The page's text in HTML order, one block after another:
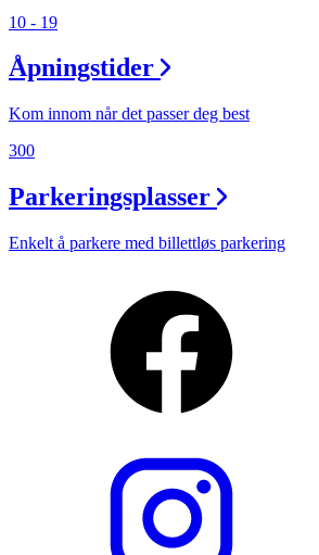
10 - 19
Åpningstider
Kom innom når det passer deg best
300
Parkeringsplasser
Enkelt å parkere med billettløs parkering